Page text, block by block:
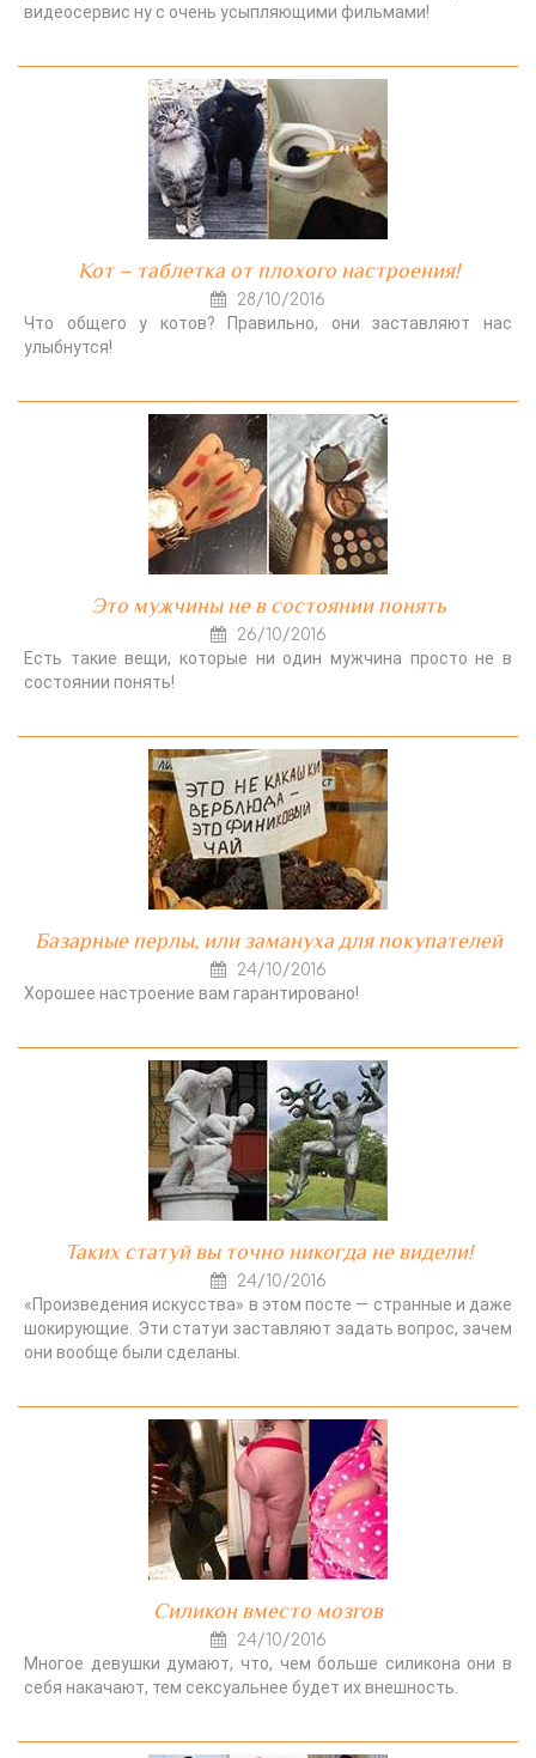
видеосервис ну с очень усыпляющими фильмами!
Кот – таблетка от плохого настроения!
28/10/2016
Что общего у котов? Правильно, они заставляют нас
улыбнутся!
Это мужчины не в состоянии понять
26/10/2016
Есть такие вещи, которые ни один мужчина просто не в
состоянии понять!
Базарные перлы, или замануха для покупателей
24/10/2016
Хорошее настроение вам гарантировано!
Таких статуй вы точно никогда не видели!
24/10/2016
«Произведения искусства» в этом посте — странные и даже
шокирующие. Эти статуи заставляют задать вопрос, зачем
они вообще были сделаны.
Силикон вместо мозгов
24/10/2016
Многое девушки думают, что, чем больше силикона они в
себя накачают, тем сексуальнее будет их внешность.